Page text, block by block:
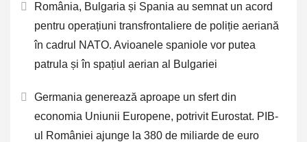
România, Bulgaria și Spania au semnat un acord
pentru operațiuni transfrontaliere de poliție aeriană
în cadrul NATO. Avioanele spaniole vor putea
patrula și în spațiul aerian al Bulgariei
Germania generează aproape un sfert din
economia Uniunii Europene, potrivit Eurostat. PIB-
ul României ajunge la 380 de miliarde de euro